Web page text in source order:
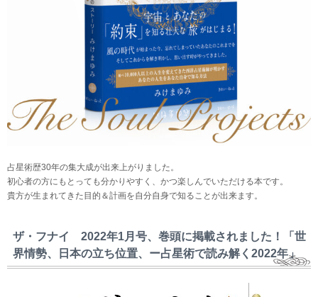
占星術歴30年の集大成が出来上がりました。
初心者の方にもとっても分かりやすく、かつ楽しんでいただける本です。
貴方が生まれてきた目的＆計画を自分自身で知ることが出来ます。
ザ・フナイ 2022年1月号、巻頭に掲載されました！「世
界情勢、日本の立ち位置、ー占星術で読み解く2022年」